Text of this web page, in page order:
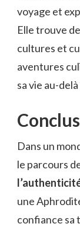
voyage et
Elle trouve
cultures et
aventures
sa vie au-
Dans un
le parcours
une
confiance sa